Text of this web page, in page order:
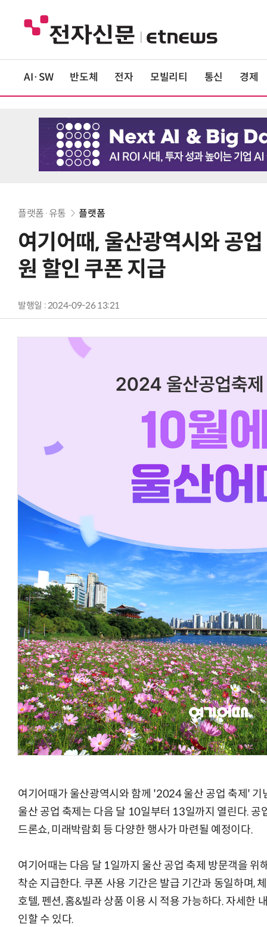
AI·SW 반도체 전자 모빌리티 통신 경제
플랫폼·유통 플랫폼
여기어때, 울산광역시와 공
원 할인 쿠폰 지급
발행일 : 2024-09-26 13:21
여기어때가 울산광역시와 함께 '2024 울산 공업 축제'
울산 공업 축제는 다음 달 10일부터 13일까지 열린다. 공
드론쇼, 미래박람회 등 다양한 행사가 마련될 예정이다.
여기어때는 다음 달 1일까지 울산 공업 축제 방문객을 위
착순 지급한다. 쿠폰 사용 기간은 발급 기간과 동일하며,
호텔, 펜션, 홈&빌라 상품 이용 시 적용 가능하다. 자세한
인할 수 있다.
AI Native Enterprise를 지원하는 AI Ready Data